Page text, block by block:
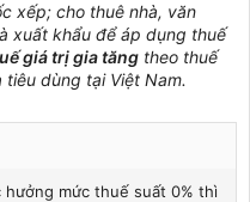
xếp; cho thuê nhà, văn
xuất khẩu để áp dụng thuế
giá trị gia tăng theo thuế
dùng tại Việt Nam.
mức thuế suất 0% thì